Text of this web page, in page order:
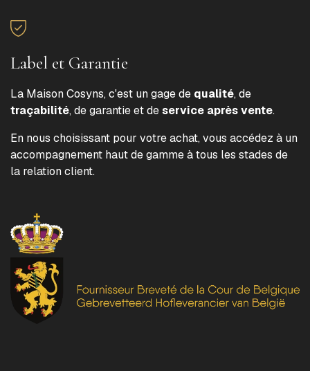
Label et Garantie
La Maison Cosyns, c'est un gage de qualité, de
traçabilité, de garantie et deservice après vente.
En nous choisissant pour votre achat, vous accédez à un
accompagnement haut de gamme à tous les stades de
la relation client.